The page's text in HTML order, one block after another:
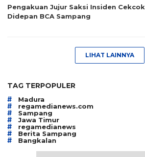
Pengakuan Jujur Saksi Insiden Cekcok
Didepan BCA Sampang
LIHAT LAINNYA
TAG TERPOPULER
# Madura
# regamedianews.com
# Sampang
# Jawa Timur
# regamedianews
# Berita Sampang
# Bangkalan